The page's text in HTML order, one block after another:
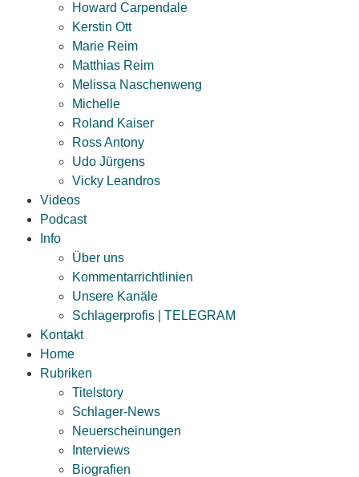
Howard Carpendale
Kerstin Ott
Marie Reim
Matthias Reim
Melissa Naschenweng
Michelle
Roland Kaiser
Ross Antony
Udo Jürgens
Vicky Leandros
Videos
Podcast
Info
Über uns
Kommentarrichtlinien
Unsere Kanäle
Schlagerprofis | TELEGRAM
Kontakt
Home
Rubriken
Titelstory
Schlager-News
Neuerscheinungen
Interviews
Biografien